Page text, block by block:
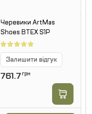
Черевики ArtMas
Shoes BTEX S1P
Залишити відгук
761.7грн